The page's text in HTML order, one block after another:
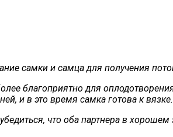
самки и самца для получения
благоприятно для
и в это время самка готова к вязке.
что оба партнера в